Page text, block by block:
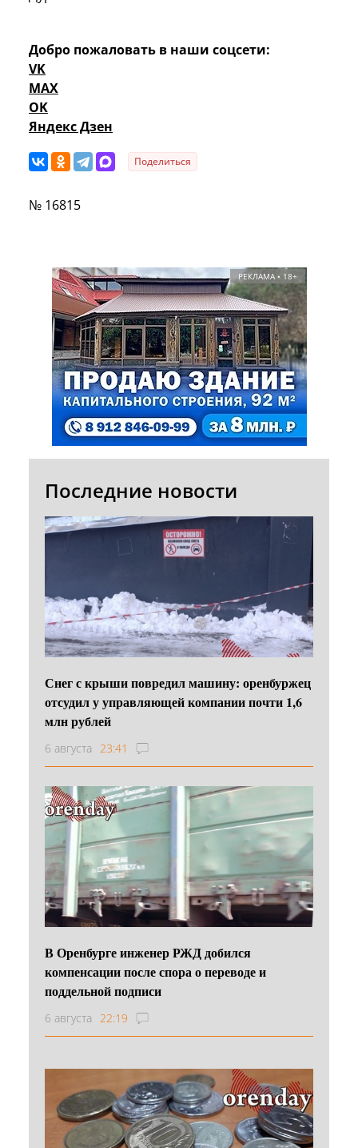
Добро пожаловать в наши соцсети:
VK
MAX
OK
Яндекс Дзен
Поделиться
№ 16815
РЕКЛАМА • 18+
Последние новости
Снег с крыши повредил машину: оренбуржец
отсудил у управляющей компании почти 1,6
млн рублей
6 августа 23:41
В Оренбурге инженер РЖД добился
компенсации после спора о переводе и
поддельной подписи
6 августа 22:19